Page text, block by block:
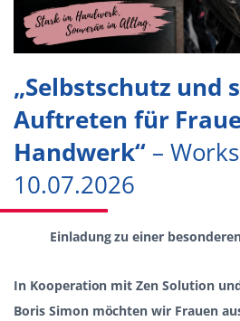
„Selbstschutz und
Auftreten für
Handwerk“–
10.07.2026
Einladung zu einer
In Kooperation mitZen Solution
Boris Simonmöchten wir Frauen